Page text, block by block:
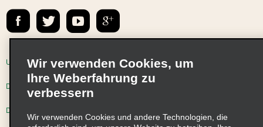
Emerald Club Anmelden
Kontakt
E-Mail anmelden
Unternehmensinformationen Nutzungsbedingungen
Datenschutzrichtlinie Cookie-Richtlinie
Datenschutzoptionen
Wir verwenden Cookies, um
Ihre Weberfahrung zu
verbessern
Wir verwenden Cookies und andere Technologien, die